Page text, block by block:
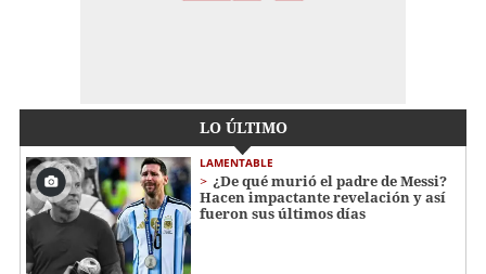
LO ÚLTIMO
LAMENTABLE
¿De qué murió el padre de Messi?
Hacen impactante revelación y así
fueron sus últimos días